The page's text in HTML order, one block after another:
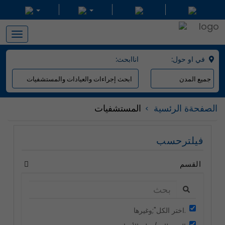
Toggle
navigation
:اناابحث
الصفحةة الرئسية المستشفيات
فيلترحسب
القسم
اختر الكل";وغيرها.